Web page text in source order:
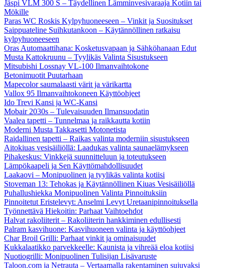
Jäspi VLM 300 S – Täydellinen Lämminvesivaraaja Kotiin tai
Mökille
Paras WC Roskis Kylpyhuoneeseen – Vinkit ja Suositukset
Saippuateline Suihkutankoon – Käytännöllinen ratkaisu
kylpyhuoneeseen
Oras Automaattihana: Kosketusvapaan ja Sähköhanaan Edut
Musta Kattokruunu – Tyylikäs Valinta Sisustukseen
Mitsubishi Lossnay VL-100 Ilmanvaihtokone
Betonimuotit Puutarhaan
Mapecolor saumalaasti värit ja värikartta
Vallox 95 Ilmanvaihtokoneen Käyttöohjeet
Ido Trevi Kansi ja WC-Kansi
Mobair 2030s – Tulevaisuuden Ilmansuodatin
Vaalea tapetti – Tunnelmaa ja raikkautta kotiin
Moderni Musta Takkasetti Motonetista
Raidallinen tapetti – Raikas valinta moderniin sisustukseen
Aitokiuas vesisäiliöllä: Laadukas valinta saunaelämykseen
Pihakeskus: Vinkkejä suunnitteluun ja toteutukseen
Lämpökaapeli ja Sen Käyttömahdollisuudet
Laakaovi – Monipuolinen ja tyylikäs valinta kotiisi
Stoveman 13: Tehokas ja Käytännöllinen Kiuas Vesisäiliöllä
Puhallushiekka Monipuolinen Valinta Pinnoituksiin
Pinnoitetut Eristelevyt: Anselmi Levyt Uretaanipinnoituksella
Työnnettävä Hiekoitin: Parhaat Vaihtoehdot
Halvat rakoliiterit – Rakoliiterin hankkiminen edullisesti
Palram kasvihuone: Kasvihuoneen valinta ja käyttöohjeet
Char Broil Grilli: Parhaat vinkit ja ominaisuudet
Kukkalaatikko parvekkeelle: Kaunista ja vihreää eloa kotiisi
Nuotiogrilli: Monipuolinen Tulisijan Lisävaruste
Taloon.com ja Netrauta – Vertaamalla rakentaminen sujuvaksi